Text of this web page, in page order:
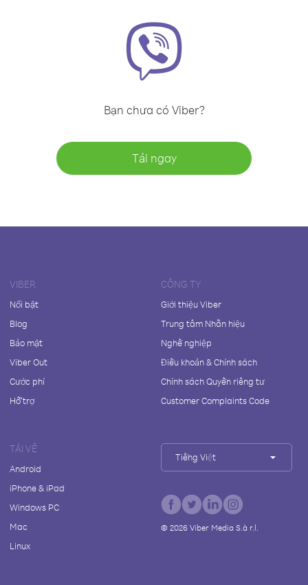
Bạn chưa có Viber?
Tải ngay
VIBER
Nổi bật
Blog
Bảo mật
Viber Out
Cước phí
Hỗ trợ
CÔNG TY
Giới thiệu Viber
Trung tâm Nhãn hiệu
Nghề nghiệp
Điều khoản & Chính sách
Chính sách Quyền riêng tư
Customer Complaints Code
TẢI VỀ
Android
iPhone & iPad
Windows PC
Mac
Linux
Tiếng Việt
© 2026Viber Media S.à r.l.